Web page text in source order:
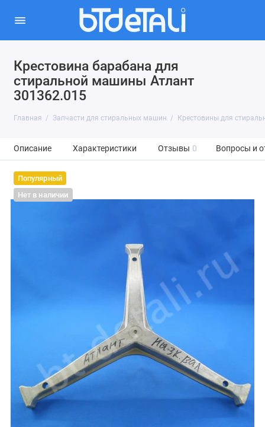
Крестовина барабана для
стиральной машины Атлант
301362.015
Главная Запчасти для стиральных машин Крестовины для
Описание Характеристики Отзывы 0 Вопросы и
Популярный
Нет в наличии